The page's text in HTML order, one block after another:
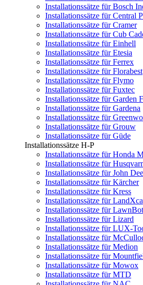
Installationssätze für Bosch
Installationssätze für Central
Installationssätze für Cramer
Installationssätze für Cub
Installationssätze für Einhell
Installationssätze für Etesia
Installationssätze für Ferrex
Installationssätze für Florabest
Installationssätze für Flymo
Installationssätze für Fuxtec
Installationssätze für Garden
Installationssätze für Gardena
Installationssätze für
Installationssätze für Grouw
Installationssätze für Güde
Installationssätze H-P
Installationssätze für Honda
Installationssätze für
Installationssätze für John
Installationssätze für Kärcher
Installationssätze für Kress
Installationssätze für
Installationssätze für
Installationssätze für Lizard
Installationssätze für LUX-
Installationssätze für
Installationssätze für Medion
Installationssätze für
Installationssätze für Mowox
Installationssätze für MTD